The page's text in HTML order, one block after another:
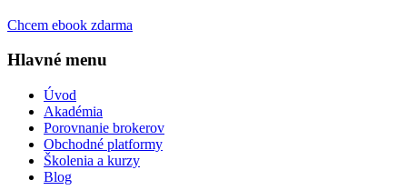
Chcem ebook zdarma
Hlavné menu
Úvod
Akadémia
Porovnanie brokerov
Obchodné platformy
Školenia a kurzy
Blog